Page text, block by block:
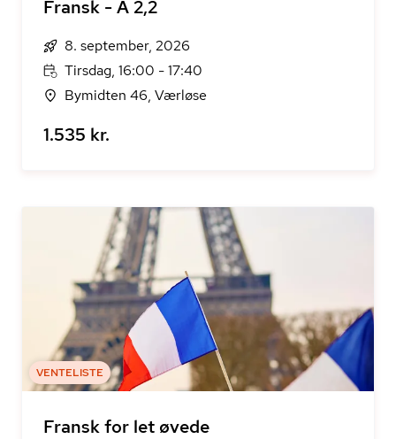
Fransk - A 2,2
8. september, 2026
Tirsdag, 16:00 - 17:40
Bymidten 46, Værløse
1.535 kr.
VENTELISTE
Fransk for let øvede